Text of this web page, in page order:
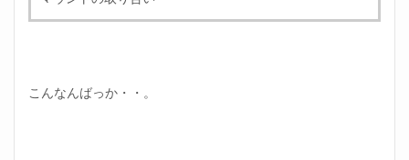
こんなんばっか・・。